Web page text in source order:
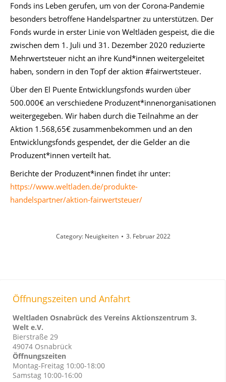
Fonds ins Leben gerufen, um von der Corona-Pandemie
besonders betroffene Handelspartner zu unterstützen. Der
Fonds wurde in erster Linie von Weltläden gespeist, die die
zwischen dem 1. Juli und 31. Dezember 2020 reduzierte
Mehrwertsteuer nicht an ihre Kund*innen weitergeleitet
haben, sondern in den Topf der aktion #fairwertsteuer.
Über den El Puente Entwicklungsfonds wurden über
500.000€ an verschiedene Produzent*innenorganisationen
weitergegeben. Wir haben durch die Teilnahme an der
Aktion 1.568,65€ zusammenbekommen und an den
Entwicklungsfonds gespendet, der die Gelder an die
Produzent*innen verteilt hat.
Berichte der Produzent*innen findet ihr unter:
https://www.weltladen.de/produkte-
handelspartner/aktion-fairwertsteuer/
Category: Neuigkeiten 3. Februar 2022
Öffnungszeiten und Anfahrt
Weltladen Osnabrück des Vereins Aktionszentrum 3.
Welt e.V.
Bierstraße 29
49074 Osnabrück
Öffnungszeiten
Montag-Freitag 10:00-18:00
Samstag 10:00-16:00